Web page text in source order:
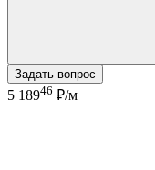
Задать вопрос
5 18946 ₽/м